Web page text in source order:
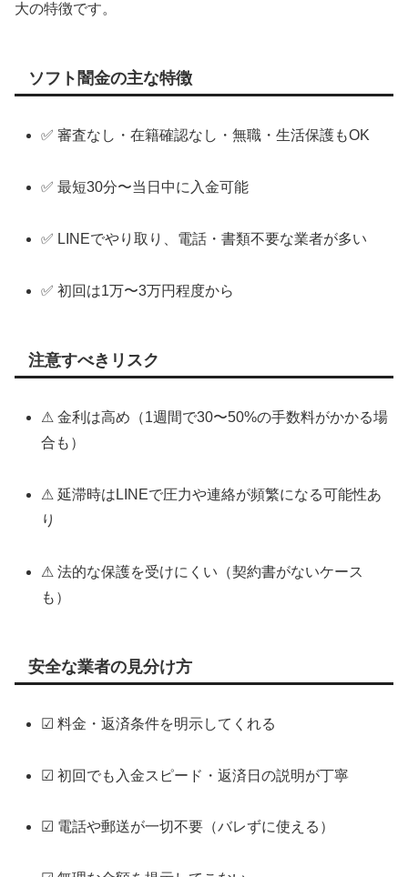
大の特徴です。
ソフト闇金の主な特徴
✅ 審査なし・在籍確認なし・無職・生活保護もOK
✅ 最短30分〜当日中に入金可能
✅ LINEでやり取り、電話・書類不要な業者が多い
✅ 初回は1万〜3万円程度から
注意すべきリスク
⚠ 金利は高め（1週間で30〜50%の手数料がかかる場
合も）
⚠ 延滞時はLINEで圧力や連絡が頻繁になる可能性あ
り
⚠ 法的な保護を受けにくい（契約書がないケース
も）
安全な業者の見分け方
☑ 料金・返済条件を明示してくれる
☑ 初回でも入金スピード・返済日の説明が丁寧
☑ 電話や郵送が一切不要（バレずに使える）